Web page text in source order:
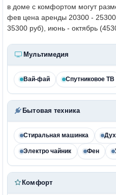
в доме с комфортом могут
фев цена аренды 20300 -
35300 руб), июнь - октябрь
Мультимедия
Вай-фай Спутниковое ТВ
Бытовая техника
Стиральная машинка
Электро чайник Фен
Комфорт